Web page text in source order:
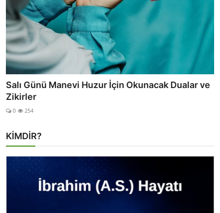
Pazartesi Günü Okunacak Günlük Dua
0 519
KİMDİR?